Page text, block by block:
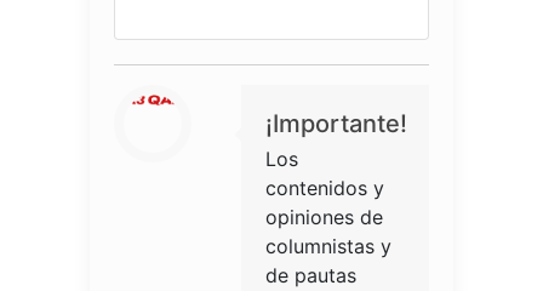
¡Importante!
Los
contenidos y
opiniones de
columnistas y
de pautas